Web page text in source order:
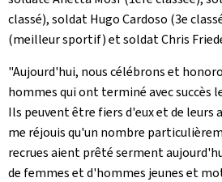
classé), soldat Hugo Cardoso (3e
(meilleur sportif) et soldat Chris
"Aujourd'hui, nous célébrons et
hommes qui ont terminé avec succès
Ils peuvent être fiers d'eux et de leurs
me réjouis qu'un nombre
recrues aient prêté serment
de femmes et d'hommes jeunes et